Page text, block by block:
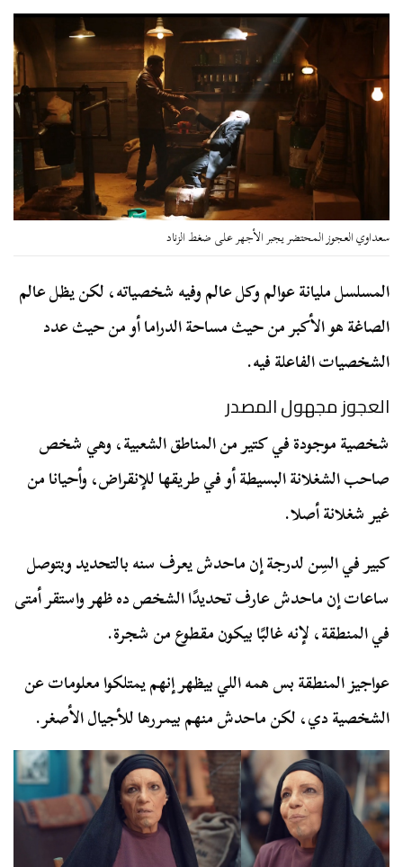
سعداوي العجوز المحتضر يجبر الأجهر على ضغط الزناد
المسلسل مليانة عوالم وكل عالم وفيه شخصياته، لكن يظل عالم
الصاغة هو الأكبر من حيث مساحة الدراما أو من حيث عدد
الشخصيات الفاعلة فيه.
العجوز مجهول المصدر
شخصية موجودة في كتير من المناطق الشعبية، وهي شخص
صاحب الشغلانة البسيطة أو في طريقها للإنقراض، وأحيانا من
غير شغلانة أصلا.
كبير في السِن لدرجة إن ماحدش يعرف سنه بالتحديد وبتوصل
ساعات إن ماحدش عارف تحديدًا الشخص ده ظهر واستقر أمتى
في المنطقة، لإنه غالبًا بيكون مقطوع من شجرة.
عواجيز المنطقة بس همه اللي بيظهر إنهم يمتلكوا معلومات عن
الشخصية دي، لكن ماحدش منهم بيمررها للأجيال الأصغر.